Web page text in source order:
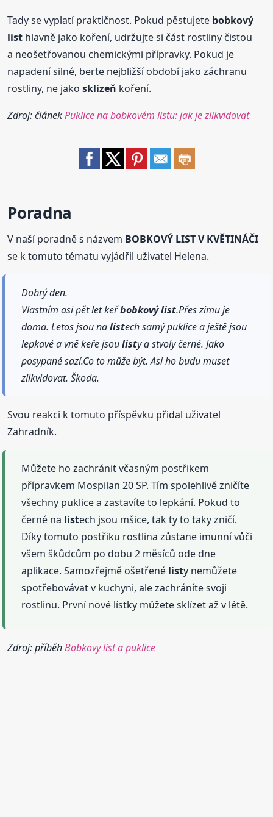
Tady se vyplatí praktičnost. Pokud pěstujete bobkový
list hlavně jako koření, udržujte si část rostliny čistou
a neošetřovanou chemickými přípravky. Pokud je
napadení silné, berte nejbližší období jako záchranu
rostliny, ne jakosklizeň koření.
Zdroj: článekPuklice na bobkovém listu: jak je zlikvidovat
Poradna
V naší poradně s názvem BOBKOVÝ LIST V KVĚTINÁČI
se k tomuto tématu vyjádřil uživatel Helena.
Dobrý den.
Vlastním asi pět let keřbobkovýlist.Přes zimu je
doma. Letos jsou nalistech samý puklice a ještě jsou
lepkavé a vně keře jsoulisty a stvoly černé. Jako
posypané sazí.Co to může být. Asi ho budu muset
zlikvidovat. Škoda.
Svou reakci k tomuto příspěvku přidal uživatel
Zahradník.
Můžete ho zachránit včasným postřikem
přípravkem Mospilan 20 SP. Tím spolehlivě zničíte
všechny puklice a zastavíte to lepkání. Pokud to
černé na listech jsou mšice, tak ty to taky zničí.
Díky tomuto postřiku rostlina zůstane imunní vůči
všem škůdcům po dobu 2 měsíců ode dne
aplikace. Samozřejmě ošetřené listy nemůžete
spotřebovávat v kuchyni, ale zachráníte svoji
rostlinu. První nové lístky můžete sklízet až v létě.
Zdroj: příběhBobkovy list a puklice